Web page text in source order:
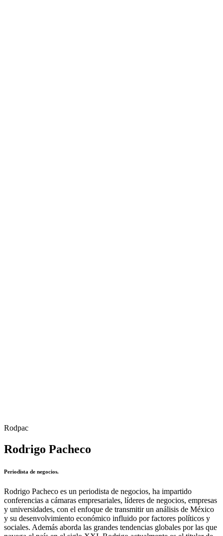
Rodpac
Rodrigo Pacheco
Periodista de negocios.
Rodrigo Pacheco es un periodista de negocios, ha impartido
conferencias a cámaras empresariales, líderes de negocios, empresas
y universidades, con el enfoque de transmitir un análisis de México
y su desenvolvimiento económico influido por factores políticos y
sociales. Además aborda las grandes tendencias globales por las que